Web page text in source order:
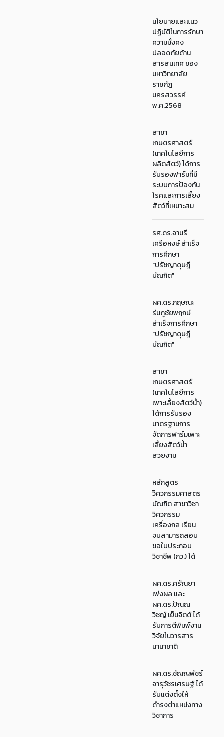
นโยบายและแนว
ปฏิบัติในการรักษา
ความมั่งคง
ปลอดภัยด้าน
สารสนเทศ ของ
มหาวิทยาลัย
ราชภัฏ
นครสวรรค์
พ.ศ.2568
สาขา
เกษตรศาสตร์
(เทคโนโลยีการ
ผลิตสัตว์) ได้การ
รับรองฟาร์มที่มี
ระบบการป้องกัน
โรคและการเลี้ยง
สัตว์ที่เหมาะสม
รศ.ดร.จามรี
เครือหงษ์ สำเร็จ
การศึกษา
"ปรัชญาดุษฎี
บัณฑิต"
ผศ.ดร.กฤษณะ
ร่มภูชัยพฤกษ์
สำเร็จการศึกษา
"ปรัชญาดุษฎี
บัณฑิต"
สาขา
เกษตรศาสตร์
(เทคโนโลยีการ
เพาะเลี้ยงสัตว์น้ำ)
ได้การรับรอง
มาตรฐานการ
จัดการฟาร์มเพาะ
เลี้ยงสัตว์น้ำ
สวยงาม
หลักสูตร
วิศวกรรมศาสตร
บัณฑิต สาขาวิชา
วิศวกรรม
เครื่องกล เรียน
จบสามารถสอบ
ขอใบประกอบ
วิชาชีพ (กว.) ได้
ผศ.ดร.ศรัณยา
เพ่งผล และ
ผศ.ดร.ปัณณ
วิชญ์ เย็นจิตต์ ได้
รับการตีพิมพ์งาน
วิจัยในวารสาร
นานาชาติ
ผศ.ดร.ชัญญพัชร์
จารุวัชรเศรษฐ์ ได้
รับแต่งตั้งให้
ดำรงตำแหน่งทาง
วิชาการ